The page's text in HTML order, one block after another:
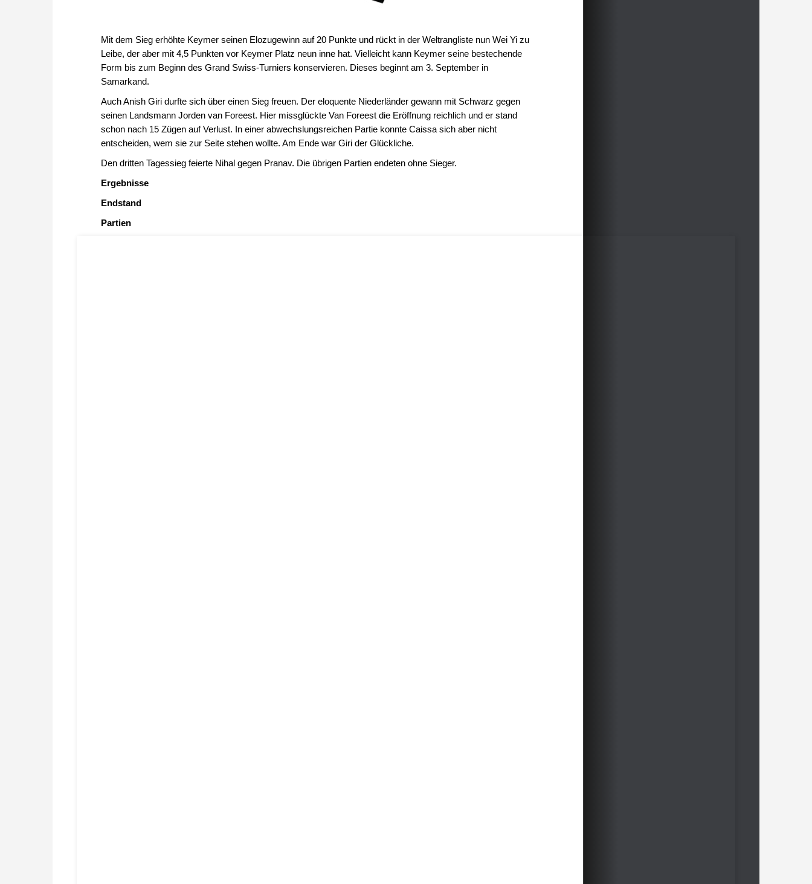
Mit dem Sieg erhöhte Keymer seinen Elozugewinn auf 20 Punkte und rückt in der Weltrangliste nun Wei Yi zu
Leibe, der aber mit 4,5 Punkten vor Keymer Platz neun inne hat. Vielleicht kann Keymer seine bestechende
Form bis zum Beginn des Grand Swiss-Turniers konservieren. Dieses beginnt am 3. September in
Samarkand.
Auch Anish Giri durfte sich über einen Sieg freuen. Der eloquente Niederländer gewann mit Schwarz gegen
seinen Landsmann Jorden van Foreest. Hier missglückte Van Foreest die Eröffnung reichlich und er stand
schon nach 15 Zügen auf Verlust. In einer abwechslungsreichen Partie konnte Caissa sich aber nicht
entscheiden, wem sie zur Seite stehen wollte. Am Ende war Giri der Glückliche.
Den dritten Tagessieg feierte Nihal gegen Pranav. Die übrigen Partien endeten ohne Sieger.
Ergebnisse
Endstand
Partien